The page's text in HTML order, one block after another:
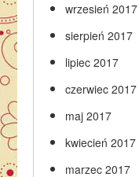
wrzesień 2017
sierpień 2017
lipiec 2017
czerwiec 2017
maj 2017
kwiecień 2017
marzec 2017